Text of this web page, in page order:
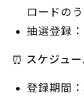
ロードの
抽選登録
⏰ スケジュー
登録期間